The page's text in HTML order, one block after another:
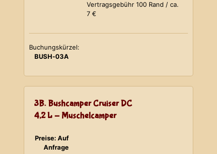
Vertragsgebühr 100 Rand / ca.
7 €
Buchungskürzel:
BUSH-03A
3B. Bushcamper Cruiser DC
4,2 L - Muschelcamper
Preise: Auf
Anfrage